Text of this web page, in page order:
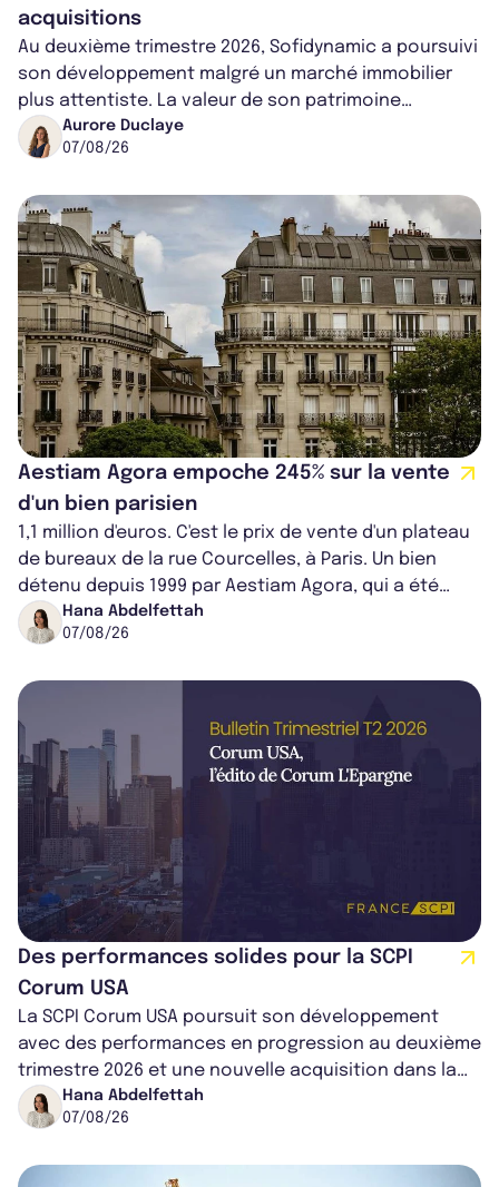
acquisitions
Au deuxième trimestre 2026, Sofidynamic a poursuivi
son développement malgré un marché immobilier
plus attentiste. La valeur de son patrimoine
progresse de 3,8% à périmètre constan...
Aurore Duclaye
07/08/26
Aestiam Agora empoche 245% sur la vente
d'un bien parisien
1,1 million d'euros. C'est le prix de vente d'un plateau
de bureaux de la rue Courcelles, à Paris. Un bien
détenu depuis 1999 par Aestiam Agora, qui a été
cédé avec une plus-value...
Hana Abdelfettah
07/08/26
Des performances solides pour la SCPI
Corum USA
La SCPI Corum USA poursuit son développement
avec des performances en progression au deuxième
trimestre 2026 et une nouvelle acquisition dans la
région de Chicago. Entre hausse de...
Hana Abdelfettah
07/08/26